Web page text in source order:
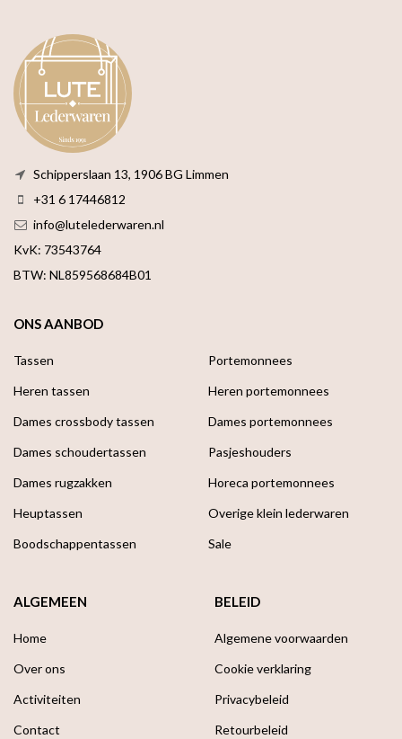
Schipperslaan 13, 1906 BG Limmen
+31 6 17446812
info@lutelederwaren.nl
KvK: 73543764
BTW: NL859568684B01
ALGEMEEN
Home
Over ons
Activiteiten
Contact
ONS AANBOD
Tassen
Heren tassen
Dames crossbody tassen
Dames schoudertassen
Dames rugzakken
Heuptassen
Boodschappen­tassen
Portemonnees
Heren portemonnees
Dames portemonnees
Pasjeshouders
Horeca portemonnees
Overige klein lederwaren
Sale
BELEID
Algemene voorwaarden
Cookie verklaring
Privacybeleid
Retourbeleid